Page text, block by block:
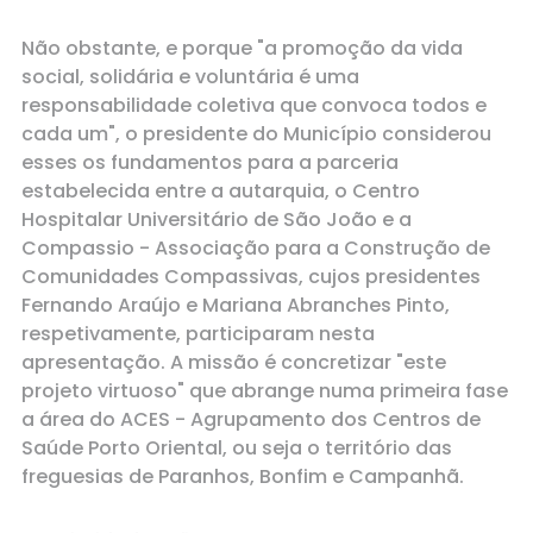
Não obstante, e porque "a promoção da vida
social, solidária e voluntária é uma
responsabilidade coletiva que convoca todos e
cada um", o presidente do Município considerou
esses os fundamentos para a parceria
estabelecida entre a autarquia, o Centro
Hospitalar Universitário de São João e a
Compassio - Associação para a Construção de
Comunidades Compassivas, cujos presidentes
Fernando Araújo e Mariana Abranches Pinto,
respetivamente, participaram nesta
apresentação. A missão é concretizar "este
projeto virtuoso" que abrange numa primeira fase
a área do ACES - Agrupamento dos Centros de
Saúde Porto Oriental, ou seja o território das
freguesias de Paranhos, Bonfim e Campanhã.